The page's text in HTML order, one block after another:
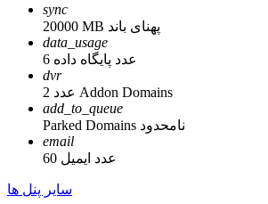
sync
20000 MB پهنای باند
data_usage
6 عدد پایگاه داده
dvr
2 عدد Addon Domains
add_to_queue
Parked Domains نامحدود
email
60 عدد ایمیل
سایر پنل ها